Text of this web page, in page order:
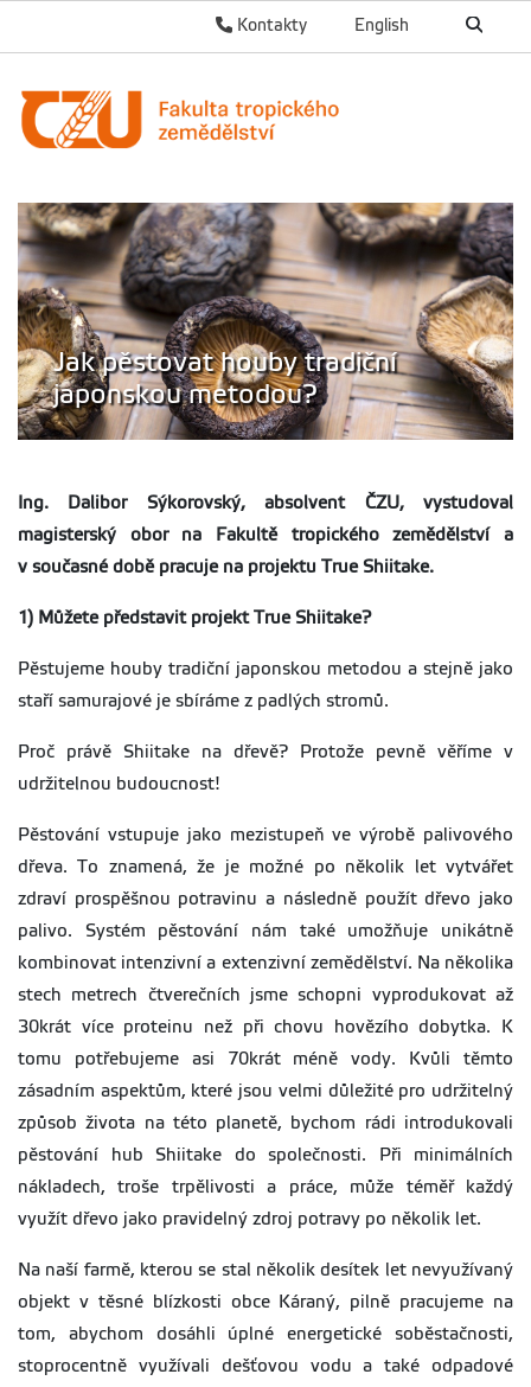
English
Kontakty
Jak pěstovat houby tradiční
japonskou metodou?
Ing. Dalibor Sýkorovský, absolvent ČZU, vystudoval
magisterský obor na Fakultě tropického zemědělství a
v současné době pracuje na projektu True Shiitake.
1) Můžete představit projekt True Shiitake?
Pěstujeme houby tradiční japonskou metodou a stejně jako
staří samurajové je sbíráme z padlých stromů.
Proč právě Shiitake na dřevě? Protože pevně věříme v
udržitelnou budoucnost!
Pěstování vstupuje jako mezistupeň ve výrobě palivového
dřeva. To znamená, že je možné po několik let vytvářet
zdraví prospěšnou potravinu a následně použít dřevo jako
palivo. Systém pěstování nám také umožňuje unikátně
kombinovat intenzivní a extenzivní zemědělství. Na několika
stech metrech čtverečních jsme schopni vyprodukovat až
30krát více proteinu než při chovu hovězího dobytka. K
tomu potřebujeme asi 70krát méně vody. Kvůli těmto
zásadním aspektům, které jsou velmi důležité pro udržitelný
způsob života na této planetě, bychom rádi introdukovali
pěstování hub Shiitake do společnosti. Při minimálních
nákladech, troše trpělivosti a práce, může téměř každý
využít dřevo jako pravidelný zdroj potravy po několik let.
Na naší farmě, kterou se stal několik desítek let nevyužívaný
objekt v těsné blízkosti obce Káraný, pilně pracujeme na
tom, abychom dosáhli úplné energetické soběstačnosti,
stoprocentně využívali dešťovou vodu a také odpadové